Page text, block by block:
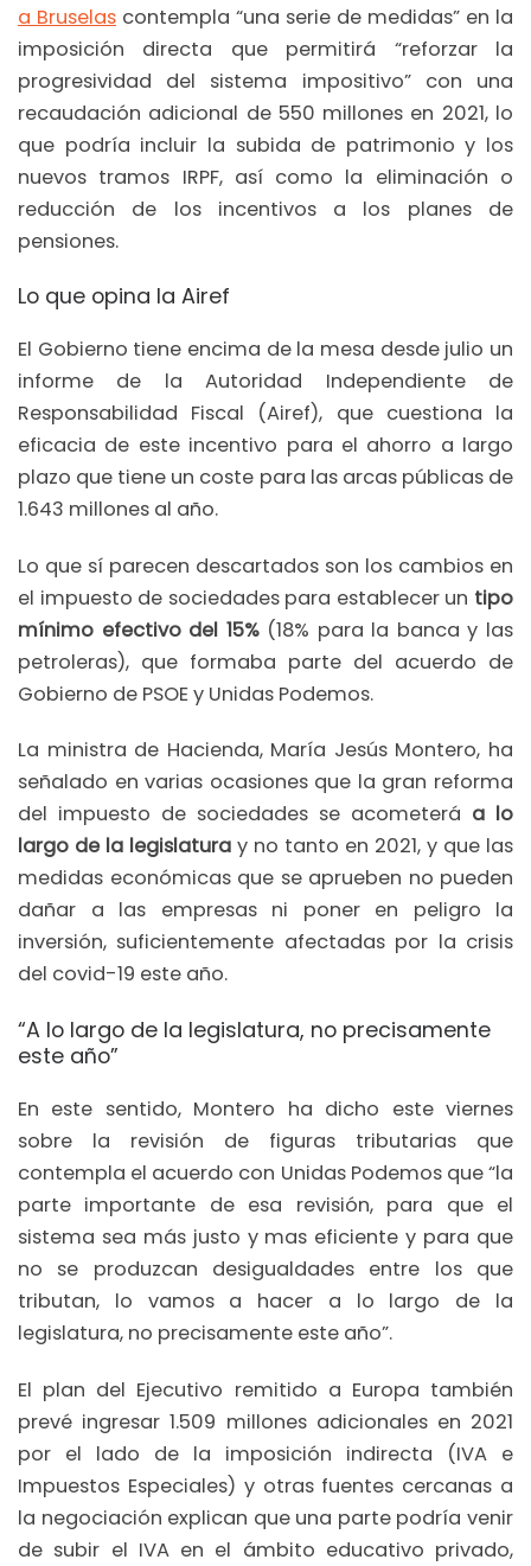
a Bruselas contempla “una serie de medidas” en la
imposición directa que permitirá “reforzar la
progresividad del sistema impositivo” con una
recaudación adicional de 550 millones en 2021, lo
que podría incluir la subida de patrimonio y los
nuevos tramos IRPF, así como la eliminación o
reducción de los incentivos a los planes de
pensiones.
Lo que opina la Airef
El Gobierno tiene encima de la mesa desde julio un
informe de la Autoridad Independiente de
Responsabilidad Fiscal (Airef), que cuestiona la
eficacia de este incentivo para el ahorro a largo
plazo que tiene un coste para las arcas públicas de
1.643 millones al año.
Lo que sí parecen descartados son los cambios en
el impuesto de sociedades para establecer un tipo
mínimo efectivo del 15% (18% para la banca y las
petroleras), que formaba parte del acuerdo de
Gobierno de PSOE y Unidas Podemos.
La ministra de Hacienda, María Jesús Montero, ha
señalado en varias ocasiones que la gran reforma
del impuesto de sociedades se acometerá a lo
largo de la legislatura y no tanto en 2021, y que las
medidas económicas que se aprueben no pueden
dañar a las empresas ni poner en peligro la
inversión, suficientemente afectadas por la crisis
del covid-19 este año.
“A lo largo de la legislatura, no precisamente
este año”
En este sentido, Montero ha dicho este viernes
sobre la revisión de figuras tributarias que
contempla el acuerdo con Unidas Podemos que “la
parte importante de esa revisión, para que el
sistema sea más justo y mas eficiente y para que
no se produzcan desigualdades entre los que
tributan, lo vamos a hacer a lo largo de la
legislatura, no precisamente este año”.
El plan del Ejecutivo remitido a Europa también
prevé ingresar 1.509 millones adicionales en 2021
por el lado de la imposición indirecta (IVA e
Impuestos Especiales) y otras fuentes cercanas a
la negociación explican que una parte podría venir
de subir el IVA en el ámbito educativo privado,